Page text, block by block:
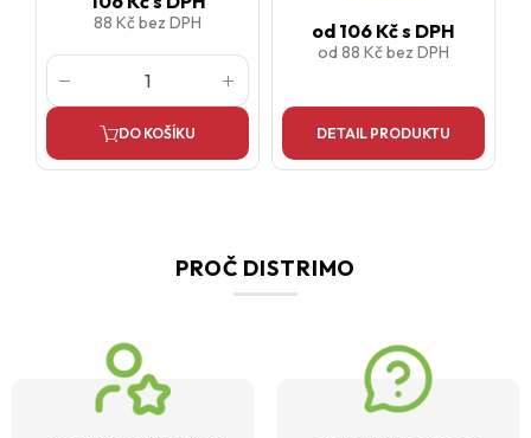
88 Kčbez DPH
DO KOŠÍKU
od 106 Kčs DPH
od 88 Kčbez DPH
DETAIL PRODUKTU
PROČ DISTRIMO